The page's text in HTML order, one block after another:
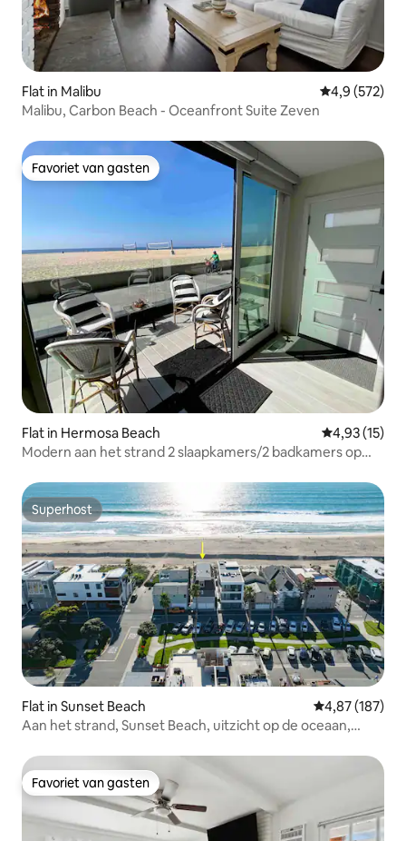
Flat in Malibu Gemiddelde
4,9 (572)
Malibu, Carbon Beach - Oceanfront Suite Zeven
Favoriet van gasten
Favoriet van gasten
Flat in Hermosa Beach Gemiddelde
4,93 (15)
Modern aan het strand 2 slaapkamers/2 badkamers op
Superhost
Superhost
Flat in Sunset Beach Gemiddelde
4,87 (187)
Aan het strand, Sunset Beach, uitzicht op de oceaan,
Favoriet van gasten
Favoriet van gasten